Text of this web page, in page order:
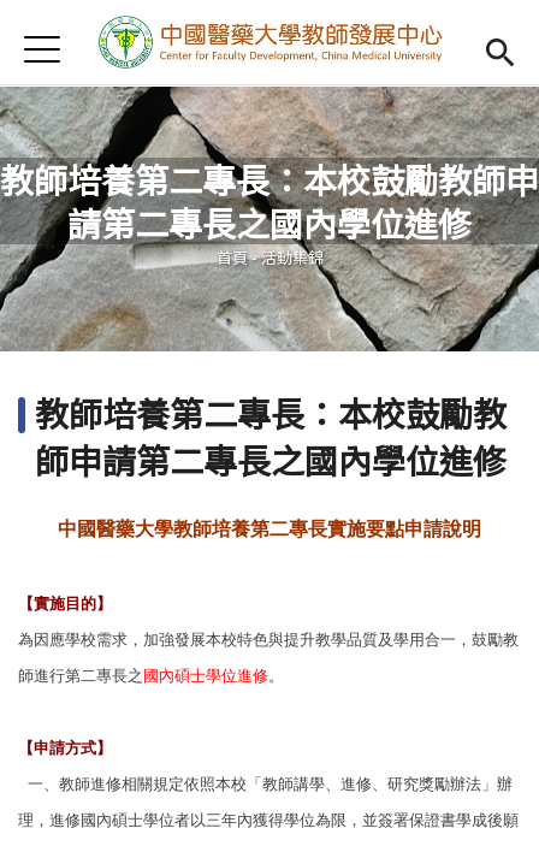
首頁
Open
認識我們
Open
教學研習
Open
新進教師
Open
傑出教授
Open
教師專業社群
Open
借用項目
Jump to Navigation
Jump to Main content
教師培養第二專長：本校鼓勵教師申
請第二專長之國內學位進修
您在這裡
首頁-活動集錦
教師培養第二專長：本校鼓勵教
師申請第二專長之國內學位進修
中國醫藥大學教師培養第二專長實施要點申請說明
【實施目的】
為因應學校需求，加強發展本校特色與提升教學品質及學用合一，鼓勵教
師進行第二專長之 國內碩士學位進修。
【申請方式】
一、教師進修相關規定依照本校「教師講學、進修、研究獎勵辦法」辦
理，進修國內碩士學位者以三年內獲得學位為限，並簽署保證書學成後願